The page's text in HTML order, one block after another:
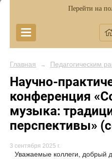
Перейти на
Главная → Педагогическим
Научно-
конференция
музыка:
перспективы»
3 сентября 2025 г.
Уважаемые коллеги, добрый